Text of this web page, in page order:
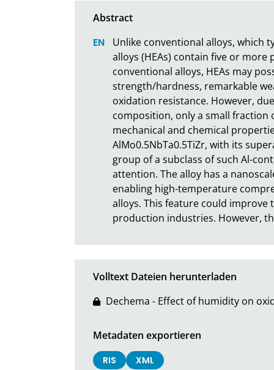
Unlike conventional alloys, which
alloys (HEAs) contain five or
conventional alloys, HEAs may
strength/hardness, remarkable
oxidation resistance. However,
composition, only a small fraction
mechanical and chemical
AlMo0.5NbTa0.5TiZr, with its
group of a subclass of such Al-
attention. The alloy has a
enabling high-temperature
alloys. This feature could
production industries. However,
Volltext Dateien herunterladen
Dechema - Effect of humidity on
Metadaten exportieren
RIS XML